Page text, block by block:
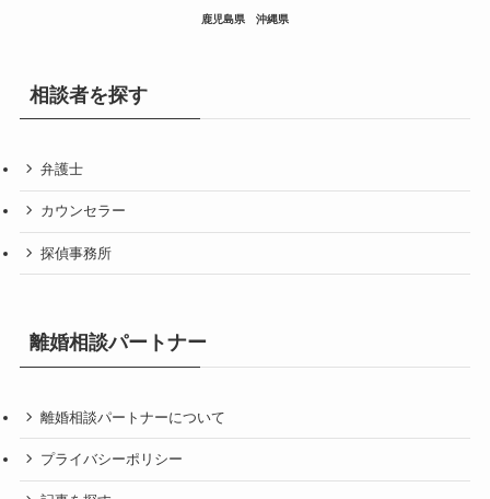
鹿児島県 沖縄県
相談者を探す
弁護士
カウンセラー
探偵事務所
離婚相談パートナー
離婚相談パートナーについて
プライバシーポリシー